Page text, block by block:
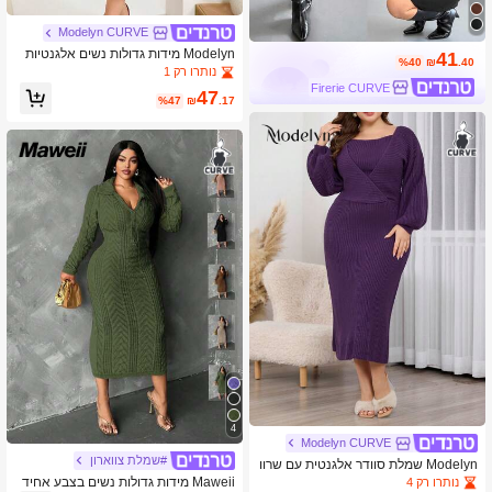
₪41 .40
%40
Firerie CURVE
Modelyn CURVE
Modelyn שמלת סוודר אלגנטית עם שרוו
ל פנסים בצבע אחיד, מתאימה לסתיו/חור
נותרו רק 4
Modelyn CURVE
Modelyn מידות גדולות נשים אלגנטיות
בצבע אחיד מתקפל מחוץ לכתף פו פנינת
נותרו רק 1
₪47 .17
%47
4
#שמלת צווארון
Maweii מידות גדולות נשים בצבע אחיד